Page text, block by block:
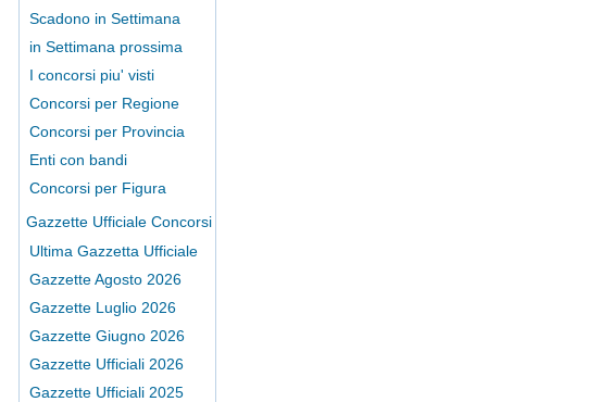
Scadono in Settimana
in Settimana prossima
I concorsi piu' visti
Concorsi per Regione
Concorsi per Provincia
Enti con bandi
Concorsi per Figura
Gazzette Ufficiale Concorsi
Ultima Gazzetta Ufficiale
Gazzette Agosto 2026
Gazzette Luglio 2026
Gazzette Giugno 2026
Gazzette Ufficiali 2026
Gazzette Ufficiali 2025